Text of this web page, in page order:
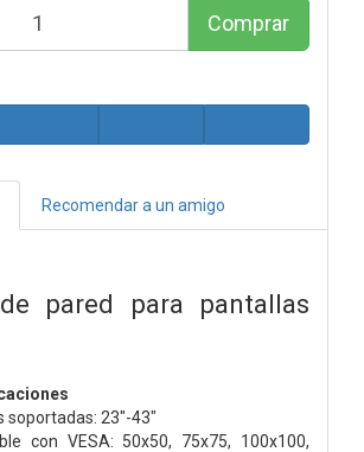
Comprar
Recomendar a un amigo
pared para pantallas
soportadas: 23"-43"
con VESA: 50x50, 75x75, 100x100,